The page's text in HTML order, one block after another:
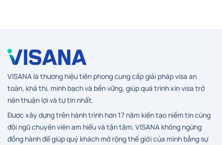
VISANA là thương hiệu tiên phong cung cấp giải pháp visa an
toàn, khả thi, minh bạch và bền vững, giúp quá trình xin visa trở
nên thuận lợi và tự tin nhất.
Được xây dựng trên hành trình hơn 17 năm kiến tạo niềm tin cùng
đội ngũ chuyên viên am hiểu và tận tâm, VISANA không ngừng
đồng hành để giúp quý khách mở rộng thế giới của mình bằng sự